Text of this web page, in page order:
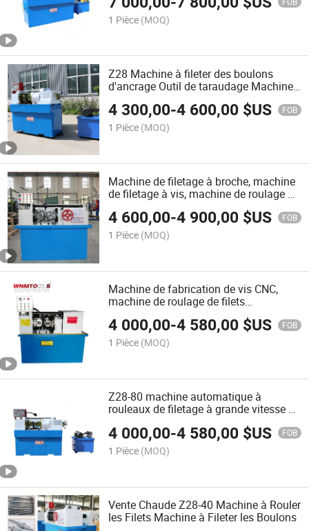
1 Pièce (MOQ)
Z28 Machine à fileter des boulons
d'ancrage Outil de taraudage Machine
à rouler les filets hydraulique
4 300,00-4 600,00 $US FOB
1 Pièce (MOQ)
Machine de filetage à broche, machine
de filetage à vis, machine de roulage de
filets, machine de fabrication de
boulons et d'écrous
4 600,00-4 900,00 $US FOB
1 Pièce (MOQ)
Machine de fabrication de vis CNC,
machine de roulage de filets
4 000,00-4 580,00 $US FOB
1 Pièce (MOQ)
Z28-80 machine automatique à
rouleaux de filetage à grande vitesse de
4 000,00-4 580,00 $US FOB
1 Pièce (MOQ)
Vente Chaude Z28-40 Machine à Rouler
les Filets Machine à Fileter les Boulons